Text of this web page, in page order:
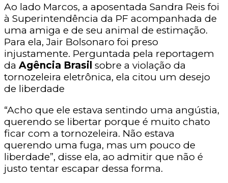
Ao lado Marcos, a aposentada Sandra Reis foi
à Superintendência da PF acompanhada de
uma amiga e de seu animal de estimação.
Para ela, Jair Bolsonaro foi preso
injustamente. Perguntada pela reportagem
da Agência Brasil sobre a violação da
tornozeleira eletrônica, ela citou um desejo
de liberdade
“Acho que ele estava sentindo uma angústia,
querendo se libertar porque é muito chato
ficar com a tornozeleira. Não estava
querendo uma fuga, mas um pouco de
liberdade”, disse ela, ao admitir que não é
justo tentar escapar dessa forma.